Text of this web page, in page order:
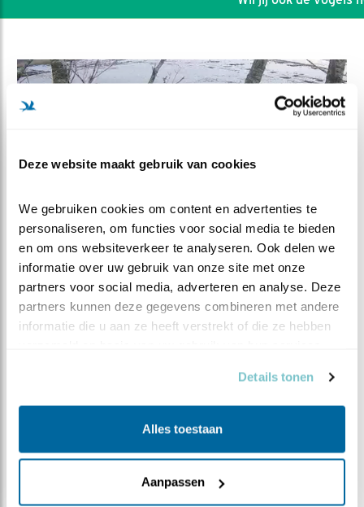
Deze website maakt gebruik van cookies
We gebruiken cookies om content en advertenties te
personaliseren, om functies voor social media te bieden
en om ons websiteverkeer te analyseren. Ook delen we
informatie over uw gebruik van onze site met onze
partners voor social media, adverteren en analyse. Deze
partners kunnen deze gegevens combineren met andere
informatie die u aan ze heeft verstrekt of die ze hebben
Details tonen
Alles toestaan
Aanpassen
DEEL DIT FILMPJE
Man of Vrouw?
1236x
groter dan het mannetje. De staart ongeveer 5%
groter, de snavel 10% groter en zij weegt 20% meer
dan hij. Maar als je één vogel op het nest ziet, zie je dan